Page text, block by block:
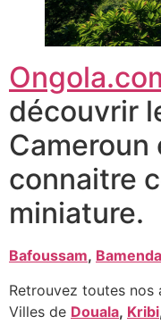
découvrir
Cameroun
connaitre
miniature.
Bafoussam, Bamenda
Retrouvez toutes nos
Villes de Douala, Kribi